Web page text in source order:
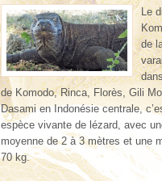
Le
de
de Komodo, Rinca, Florès, Gili
Dasami en Indonésie centrale,
espèce vivante de lézard, avec
moyenne de 2 à 3 mètres et une
70 kg.